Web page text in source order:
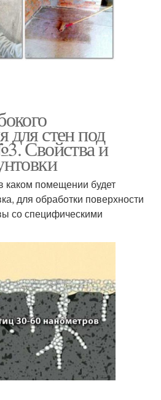
для стен под
Свойства и
каком помещении будет
для обработки поверхности
со специфическими